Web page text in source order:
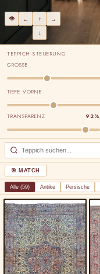
👁 ← ↑
↓
→
TEPPICH-STEUERUNG
GRÖSSE
TIEFE VORNE
TRANSPARENZ 92%
🎯 MATCH
Alle (59) Antike Persische